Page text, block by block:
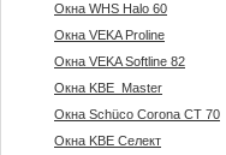
Окна WHS Halo 60
Окна VEKA Proline
Окна VEKA Softline 82
Окна KBE_Master
Окна Sсhüco Corona CT 70
Окна KBE Селект